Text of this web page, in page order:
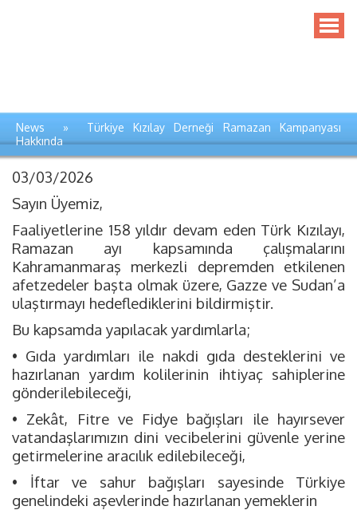
News » Türkiye Kızılay Derneği Ramazan Kampanyası
Hakkında
03/03/2026
Sayın Üyemiz,
Faaliyetlerine 158 yıldır devam eden Türk Kızılayı,
Ramazan ayı kapsamında çalışmalarını
Kahramanmaraş merkezli depremden etkilenen
afetzedeler başta olmak üzere, Gazze ve Sudan’a
ulaştırmayı hedeflediklerini bildirmiştir.
Bu kapsamda yapılacak yardımlarla;
• Gıda yardımları ile nakdi gıda desteklerini ve
hazırlanan yardım kolilerinin ihtiyaç sahiplerine
gönderilebileceği,
• Zekât, Fitre ve Fidye bağışları ile hayırsever
vatandaşlarımızın dini vecibelerini güvenle yerine
getirmelerine aracılık edilebileceği,
• İftar ve sahur bağışları sayesinde Türkiye
genelindeki aşevlerinde hazırlanan yemeklerin